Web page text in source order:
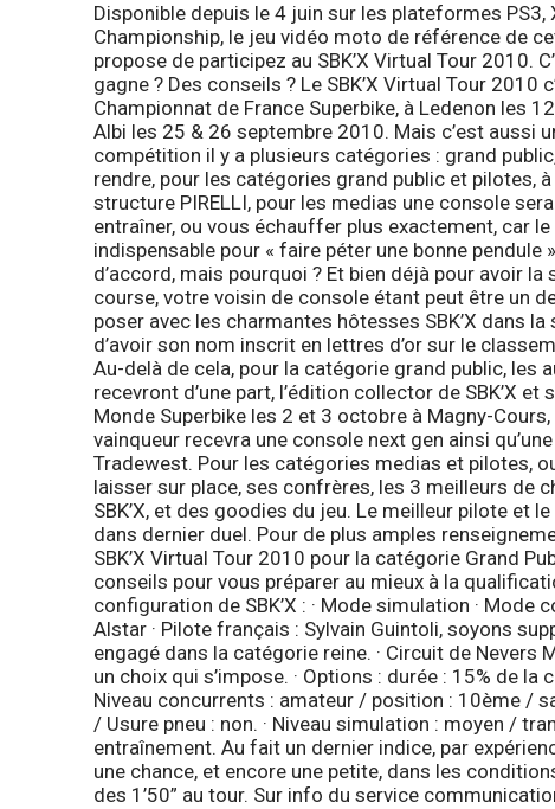
Disponible depuis le 4 juin sur les plateformes PS3,
Championship, le jeu vidéo moto de référence de
propose de participez au SBK’X Virtual Tour 2010.
gagne ? Des conseils ? Le SBK’X Virtual Tour 2010
Championnat de France Superbike, à Ledenon les
Albi les 25 & 26 septembre 2010. Mais c’est aussi
compétition il y a plusieurs catégories : grand
rendre, pour les catégories grand public et pilotes, à
structure PIRELLI, pour les medias une console
entraîner, ou vous échauffer plus exactement, car
indispensable pour « faire péter une bonne
d’accord, mais pourquoi ? Et bien déjà pour avoir
course, votre voisin de console étant peut être un
poser avec les charmantes hôtesses SBK’X dans
d’avoir son nom inscrit en lettres d’or sur le
Au-delà de cela, pour la catégorie grand public, les
recevront d’une part, l’édition collector de SBK’X
Monde Superbike les 2 et 3 octobre à Magny-
vainqueur recevra une console next gen ainsi
Tradewest. Pour les catégories medias et pilotes,
laisser sur place, ses confrères, les 3 meilleurs de
SBK’X, et des goodies du jeu. Le meilleur pilote et
dans dernier duel. Pour de plus amples
SBK’X Virtual Tour 2010 pour la catégorie Grand
conseils pour vous préparer au mieux à la
configuration de SBK’X : · Mode simulation · Mode
Alstar · Pilote français : Sylvain Guintoli, soyons
engagé dans la catégorie reine. · Circuit de Nevers
un choix qui s’impose. · Options : durée : 15% de
Niveau concurrents : amateur / position : 10ème /
/ Usure pneu : non. · Niveau simulation : moyen /
entraînement. Au fait un dernier indice, par
une chance, et encore une petite, dans les
des 1’50” au tour. Sur info du service